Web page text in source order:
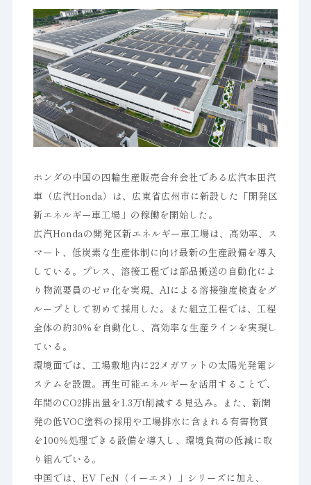
ホンダの中国の四輪生産販売合弁会社である広汽本田汽
車（広汽Honda）は、広東省広州市に新設した「開発区
新エネルギー車工場」の稼働を開始した。
広汽Hondaの開発区新エネルギー車工場は、高効率、ス
マート、低炭素な生産体制に向け最新の生産設備を導入
している。プレス、溶接工程では部品搬送の自動化によ
り物流要員のゼロ化を実現、AIによる溶接強度検査をグ
ループとして初めて採用した。また組立工程では、工程
全体の約30％を自動化し、高効率な生産ラインを実現し
ている。
環境面では、工場敷地内に22メガワットの太陽光発電シ
ステムを設置。再生可能エネルギーを活用することで、
年間のCO2排出量を1.3万t削減する見込み。また、新開
発の低VOC塗料の採用や工場排水に含まれる有害物質
を100％処理できる設備を導入し、環境負荷の低減に取
り組んでいる。
中国では、EV「e:N（イーエヌ）」シリーズに加え、